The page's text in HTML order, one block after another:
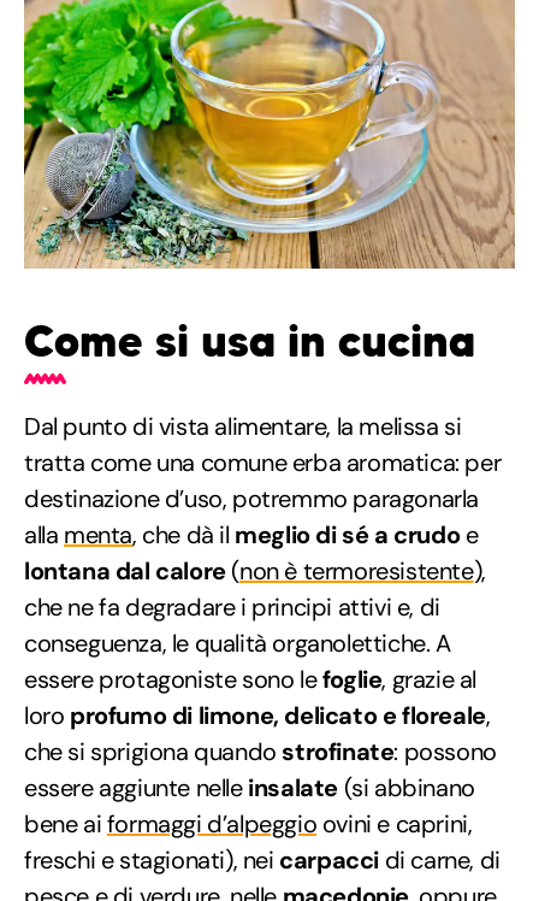
Come si usa in cucina
Dal punto di vista alimentare, la melissa si
tratta come una comune erba aromatica: per
destinazione d’uso, potremmo paragonarla
alla menta, che dà il meglio di sé a crudoe
lontana dal calore(non è termoresistente),
che ne fa degradare i principi attivi e, di
conseguenza, le qualità organolettiche. A
essere protagoniste sono lefoglie, grazie al
loro profumo di limone, delicato e floreale,
che si sprigiona quando strofinate: possono
essere aggiunte nelleinsalate (si abbinano
bene aiformaggi d’alpeggio ovini e caprini,
freschi e stagionati), nei carpacci di carne, di